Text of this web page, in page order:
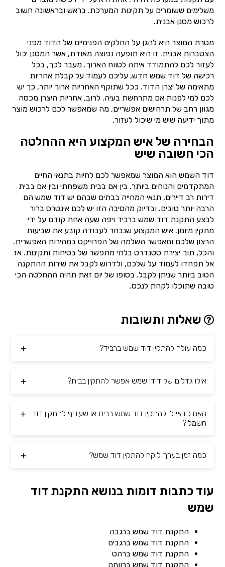
משלימים ששומרים על תקינות המערכת. בראש ובראשונה חשוב
לרכוש מסנן אבנית.
מטרת המוצר היא להגן על החלקים הפנימיים של הדוד מפני
הצטברות אבנית. זו היא תופעה נפוצה מאודת, אשר המסנן יכול
לעזור לכם להתמודד איתה לטווח הארוך. מעבר לכך, בכל
רכישה של דוד שמש חדש, עליכם לעמוד על קבלת אחריות
מתאימה של יצרן הדוד. ככל שתוקף האחריות ארוך יותר, כך יש
לכם למי לפנות אם מתרחשת בעיה. לרוב, אחריות היצרן מכסה
מגוון רחב של תרחישים אפשריים, מה שמאפשר לכם לרכוש מוצר
מתוך ידיעה שיש מי שיכול לעזור.
הבחירה של איש המקצוע היא ההחלטה
הכי חשובה שיש
דוד השמש הוא המוצר שמאפשר לכם לחיות בתנאי החיים
המתקדמים והנוחים ביותר. בין אם בבית משפחתי ובין אם בבית
דירות רב דיירים, תנאי המחייה בבתים שבהם יש דוד שמש הם
הרבה יותר טובים. ובדיוק מהסיבה הזו יש לכם אינטרס ברור
לבצע התקנת דוד שמש ברביד ויפה שעה אחת קודם על ידי
מתקין מיומן. איש המקצוע שנבחר לעבודה קובע את שביעות
הרצון שלכם ומאפשר השלמה של הפרוייקט במהירות האפשרית.
והכל, תוך יצירת סטנדרט בלתי מתפשר של בטיחות ותקינות. אז
אל תפחדו לעמוד על שלכם, ולדרוש לקבל את שירות ההתקנה
הטוב ביותר שניתן לקבל. בסופו של יום זאת תהיה ההחלטה הכי
טובה שתוכלו לקחת לנכס.
שאלות ותשובות
כמה עולה להתקין דוד שמש ברביד?
אילו גדלים של דודי שמש אפשר להתקין בבית?
האם כדאי לי להתקין דוד שמש בבית או שעדיף להתקין דוד
חשמלי?
כמה זמן בערך לוקח להתקין דוד שמש?
עוד כתבות דומות בנושא התקנת דוד
שמש
התקנת דוד שמש ברגבה
התקנת דוד שמש ברגבים
התקנת דוד שמש ברהט
התקנת דוד שמש ברווחה